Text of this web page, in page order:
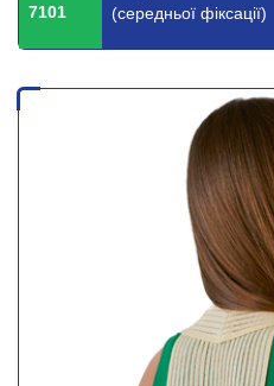
7101
(середньої фіксації)